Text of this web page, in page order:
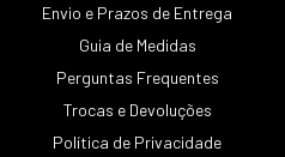
Envio e Prazos de Entrega
Guia de Medidas
Perguntas Frequentes
Trocas e Devoluções
Política de Privacidade